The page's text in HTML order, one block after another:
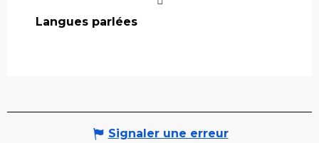
Langues parlées
Langues parlées
Signaler une erreur